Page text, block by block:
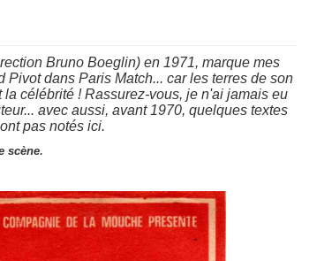
Bruno Boeglin) en 1971, marque mes
dans Paris Match... car les terres de son
célébrité ! Rassurez-vous, je n'ai jamais eu
avec aussi, avant 1970, quelques textes
pas notés ici.
scène.